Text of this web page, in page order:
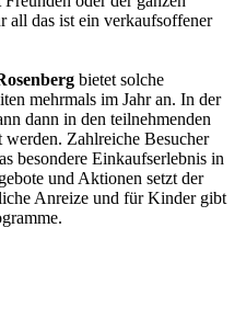
all das ist ein verkaufsoffener
bietet solche
mehrmals im Jahr an. In der
dann in den teilnehmenden
Zahlreiche Besucher
besondere Einkaufserlebnis in
und Aktionen setzt der
Anreize und für Kinder gibt